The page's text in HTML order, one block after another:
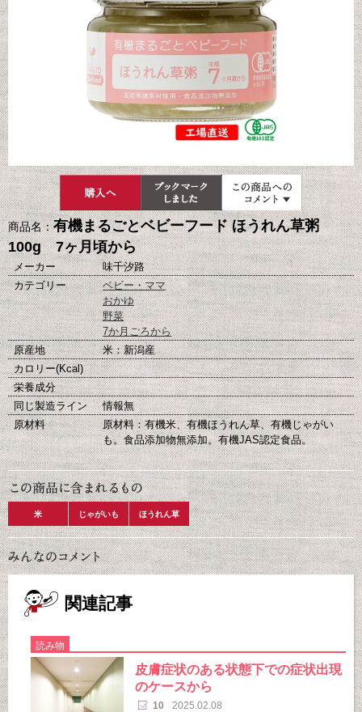
商品名：有機まるごとベビーフード ほうれん草粥
100g 7ヶ月頃から
メーカー
味千汐路
カテゴリー
ベビー・ママ
おかゆ
野菜
7か月ごろから
原産地
米：新潟産
カロリー(Kcal)
栄養成分
同じ製造ライン
情報無
原材料
原材料：有機米、有機ほうれん草、有機じゃがい
も。食品添加物無添加。有機JAS認定食品。
米 じゃがいも ほうれん草
関連記事
読み物
皮膚症状のある状態下での症状出現
のケースから
10 2025.02.08